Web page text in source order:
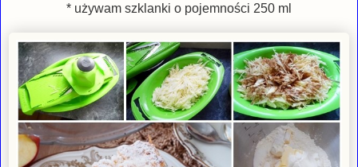
* używam szklanki o pojemności 250 ml